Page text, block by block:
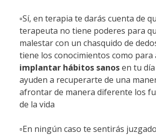
▫️Sí, en terapia te darás cuenta de
terapeuta no tiene poderes para
malestar con un chasquido de
tiene los conocimientos como para
implantar hábitos sanosen tu
ayuden a recuperarte de una
afrontar de manera diferente los
de la vida
▫️En ningún caso te sentirás